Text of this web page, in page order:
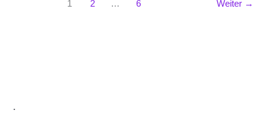
.
1 2 … 6 Weiter →